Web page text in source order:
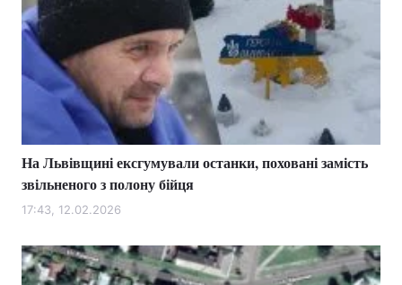
Відео з Youtube Статті
Інтерв'ю Думки
Архів Вакансії
Контакти
На Львівщині ексгумували останки, поховані замість
звільненого з полону бійця
17:43, 12.02.2026